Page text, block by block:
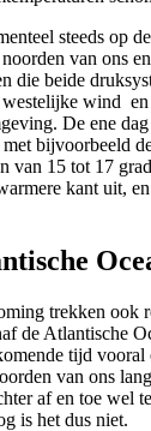
steeds op
van ons
die beide
westelijke wind
De ene
bijvoorbeeld
van 15 tot 17
kant uit,
trekken ook
de Atlantische
tijd
van ons
af en toe wel
is het dus niet.